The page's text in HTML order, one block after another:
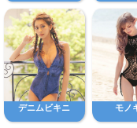
デニムビキニ モノ